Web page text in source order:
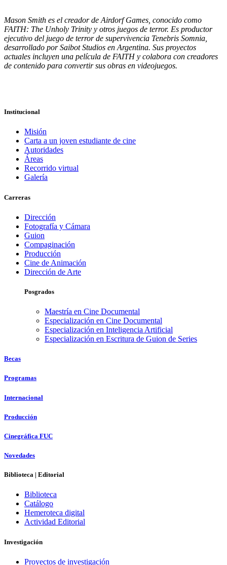
Mason Smith es el creador de Airdorf Games, conocido como
FAITH: The Unholy Trinity y otros juegos de terror. Es productor
ejecutivo del juego de terror de supervivencia Tenebris Somnia,
desarrollado por Saibot Studios en Argentina. Sus proyectos
actuales incluyen una película de FAITH y colabora con creadores
de contenido para convertir sus obras en videojuegos.
Institucional
Misión
Carta a un joven estudiante de cine
Autoridades
Áreas
Recorrido virtual
Galería
Carreras
Dirección
Fotografía y Cámara
Guion
Compaginación
Producción
Cine de Animación
Dirección de Arte
Posgrados
Maestría en Cine Documental
Especialización en Cine Documental
Especialización en Inteligencia Artificial
Especialización en Escritura de Guion de Series
Becas
Programas
Internacional
Producción
Cinegráfica FUC
Novedades
Biblioteca | Editorial
Biblioteca
Catálogo
Hemeroteca digital
Actividad Editorial
Investigación
Proyectos de investigación